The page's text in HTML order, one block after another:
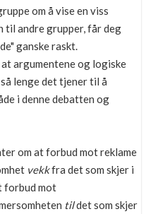
om å vise en viss
til andre grupper, får deg
ganske raskt.
argumentene og logiske
lenge det tjener til å
i denne debatten og
om at forbud mot reklame
vekkfra det som skjer i
forbud mot
tildet som skjer